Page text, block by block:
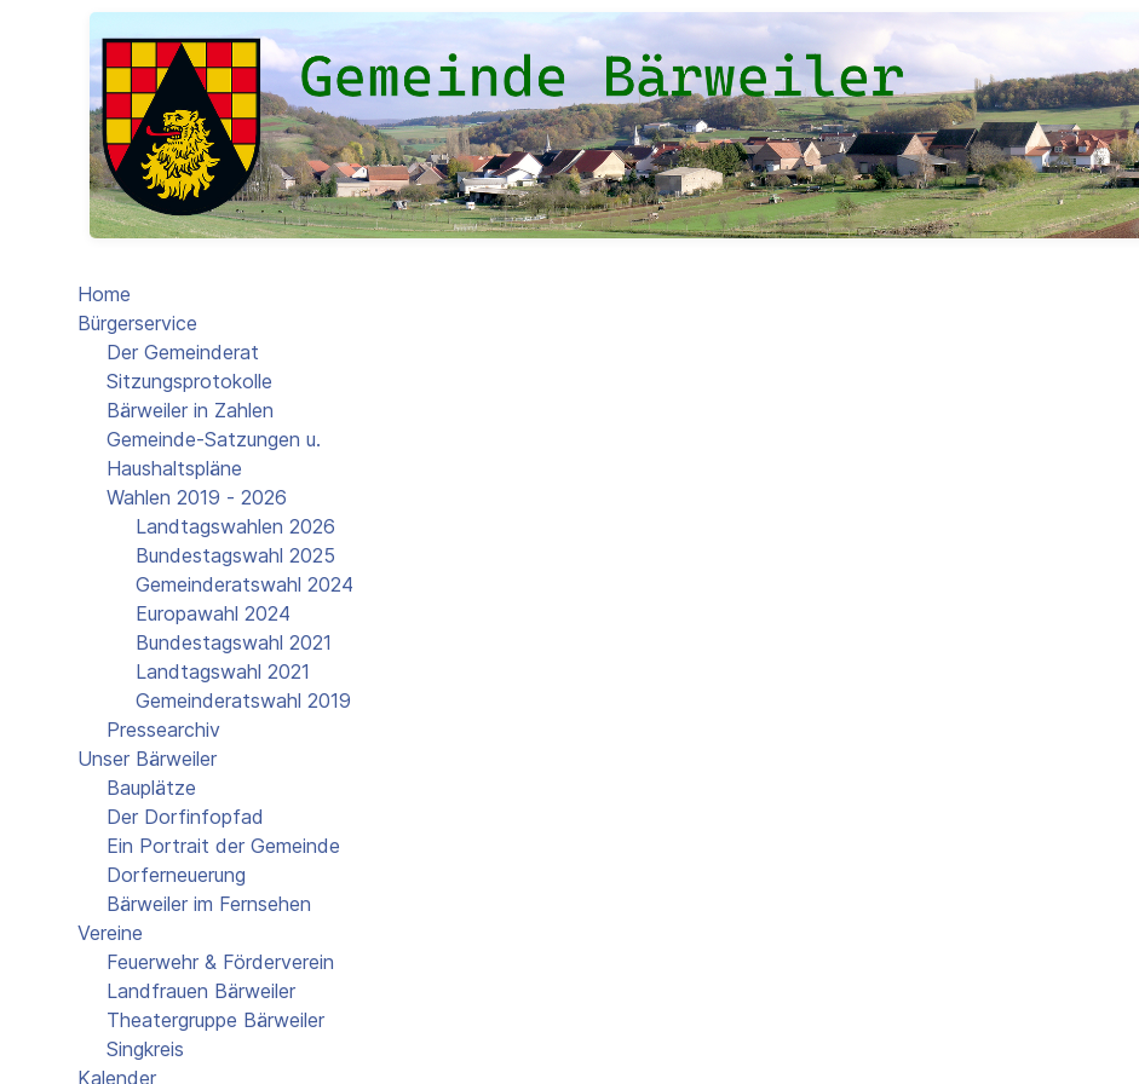
Home
Bürgerservice
Der Gemeinderat
Sitzungsprotokolle
Bärweiler in Zahlen
Gemeinde-Satzungen u.
Haushaltspläne
Wahlen 2019 - 2026
Landtagswahlen 2026
Bundestagswahl 2025
Gemeinderatswahl 2024
Europawahl 2024
Bundestagswahl 2021
Landtagswahl 2021
Gemeinderatswahl 2019
Pressearchiv
Unser Bärweiler
Bauplätze
Der Dorfinfopfad
Ein Portrait der Gemeinde
Dorferneuerung
Bärweiler im Fernsehen
Vereine
Feuerwehr & Förderverein
Landfrauen Bärweiler
Theatergruppe Bärweiler
Singkreis
Kalender